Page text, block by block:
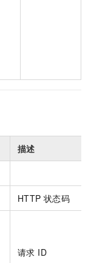
描述
HTTP 状态码
请求 ID